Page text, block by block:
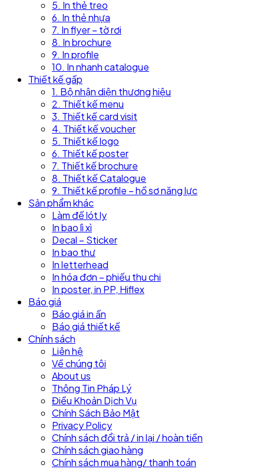
5. In thẻ treo
6. In thẻ nhựa
7. In flyer – tờ rơi
8. In brochure
9. In profile
10. In nhanh catalogue
Thiết kế gấp
1. Bộ nhận diện thương hiệu
2. Thiết kế menu
3. Thiết kế card visit
4. Thiết kế voucher
5. Thiết kế logo
6. Thiết kế poster
7. Thiết kế brochure
8. Thiết kế Catalogue
9. Thiết kế profile – hồ sơ năng lực
Sản phẩm khác
Làm đế lót ly
In bao lì xì
Decal – Sticker
In bao thư
In letterhead
In hóa đơn – phiếu thu chi
In poster, in PP, Hiflex
Báo giá
Báo giá in ấn
Báo giá thiết kế
Chính sách
Liên hệ
Về chúng tôi
About us
Thông Tin Pháp Lý
Điều Khoản Dịch Vụ
Chính Sách Bảo Mật
Privacy Policy
Chính sách đổi trả / in lại / hoàn tiền
Chính sách giao hàng
Chính sách mua hàng/ thanh toán